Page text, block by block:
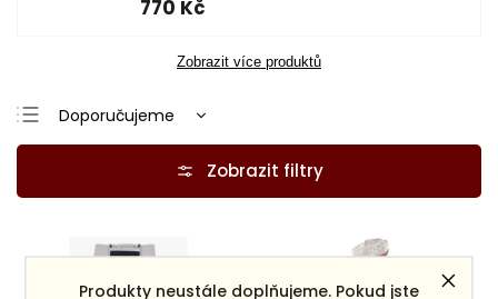
Produkty neustále doplňujeme. Pokud jste
770 Kč
Zobrazit více produktů
Doporučujeme
Nejlevnější
Abecedně